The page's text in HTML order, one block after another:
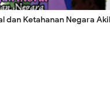
dan Ketahanan Negara